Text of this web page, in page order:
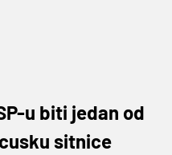
u biti jedan od
sitnice